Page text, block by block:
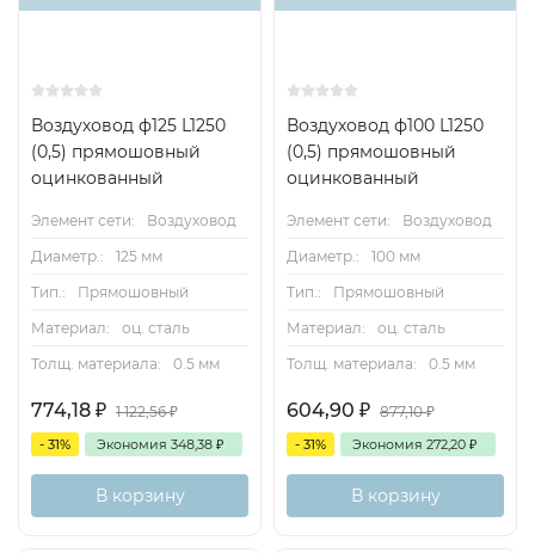
Воздуховод ф125 L1250
(0,5) прямошовный
оцинкованный
Элемент сети:
Воздуховод
Диаметр.:
125 мм
Тип.:
Прямошовный
Материал:
оц. сталь
Толщ. материала:
0.5 мм
774,18 ₽ 1 122,56₽
- 31% Экономия 348,38 ₽
В корзину
Воздуховод ф100 L1250
(0,5) прямошовный
оцинкованный
Элемент сети:
Воздуховод
Диаметр.:
100 мм
Тип.:
Прямошовный
Материал:
оц. сталь
Толщ. материала:
0.5 мм
604,90 ₽ 877,10₽
- 31% Экономия 272,20 ₽
В корзину